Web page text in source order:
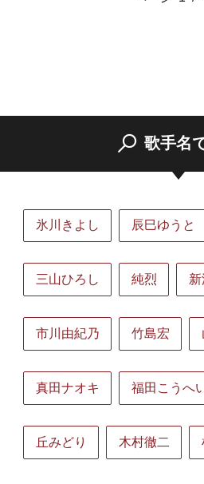
歌手名
氷川きよし 辰巳ゆうと
三山ひろし 純烈
市川由紀乃 竹島宏
真田ナオキ 福田こうへ
丘みどり 木村徹二